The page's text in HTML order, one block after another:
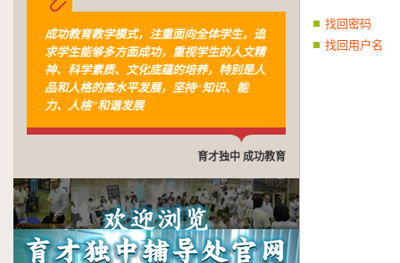
成功教育教学模式，注重面向全体学生，追
求学生能够多方面成功，重视学生的人文精
神、科学素质、文化底蕴的培养，特别是人
品和人格的高水平发展，坚持“知识、能
力、人格”和谐发展
育才独中 成功教育
找回密码
找回用户名